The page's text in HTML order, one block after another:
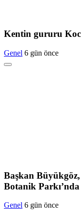
Kentin gururu
Genel 6 gün önce
Başkan
Botanik
Genel 6 gün önce